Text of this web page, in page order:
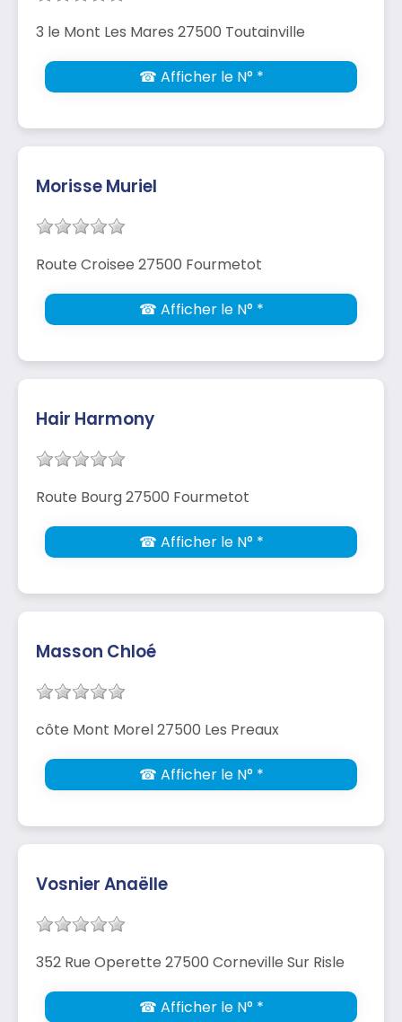
3 le Mont Les Mares 27500 Toutainville
☎ Afficher le N° *
Morisse Muriel
Route Croisee 27500 Fourmetot
☎ Afficher le N° *
Hair Harmony
Route Bourg 27500 Fourmetot
☎ Afficher le N° *
Masson Chloé
côte Mont Morel 27500 Les Preaux
☎ Afficher le N° *
Vosnier Anaëlle
352 Rue Operette 27500 Corneville Sur Risle
☎ Afficher le N° *